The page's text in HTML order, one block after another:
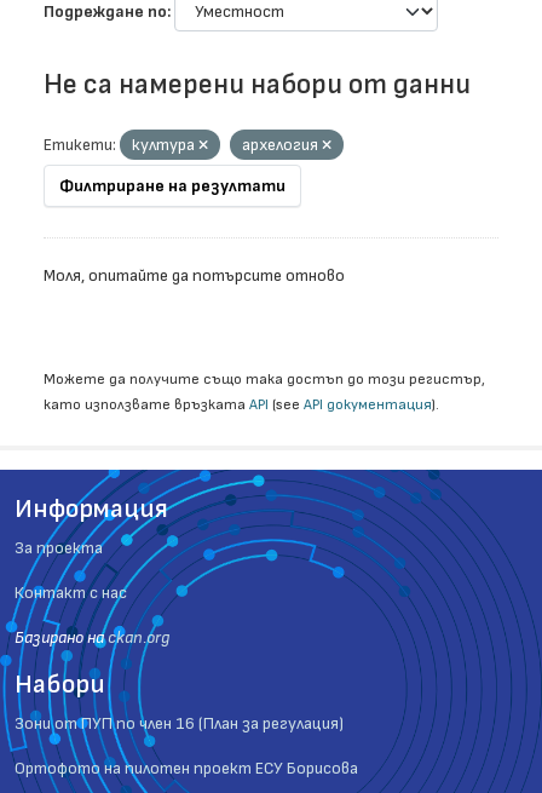
Подреждане по
Не са намерени набори от данни
Етикети: култура
архелогия
Филтриране на резултати
Моля, опитайте да потърсите отново
Можете да получите също така достъп до този регистър,
като използвате връзката API (see API документация).
Информация
За проекта
Контакт с нас
Базиранo наckan.org
Набори
Зони от ПУП по член 16 (План за регулация)
Ортофото на пилотен проект ЕСУ Борисова